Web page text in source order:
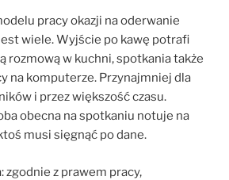
pracy okazji na oderwanie
wiele. Wyjście po kawę potrafi
rozmową w kuchni, spotkania także
na komputerze. Przynajmniej dla
i przez większość czasu.
obecna na spotkaniu notuje na
musi sięgnąć po dane.
zgodnie z prawem pracy,